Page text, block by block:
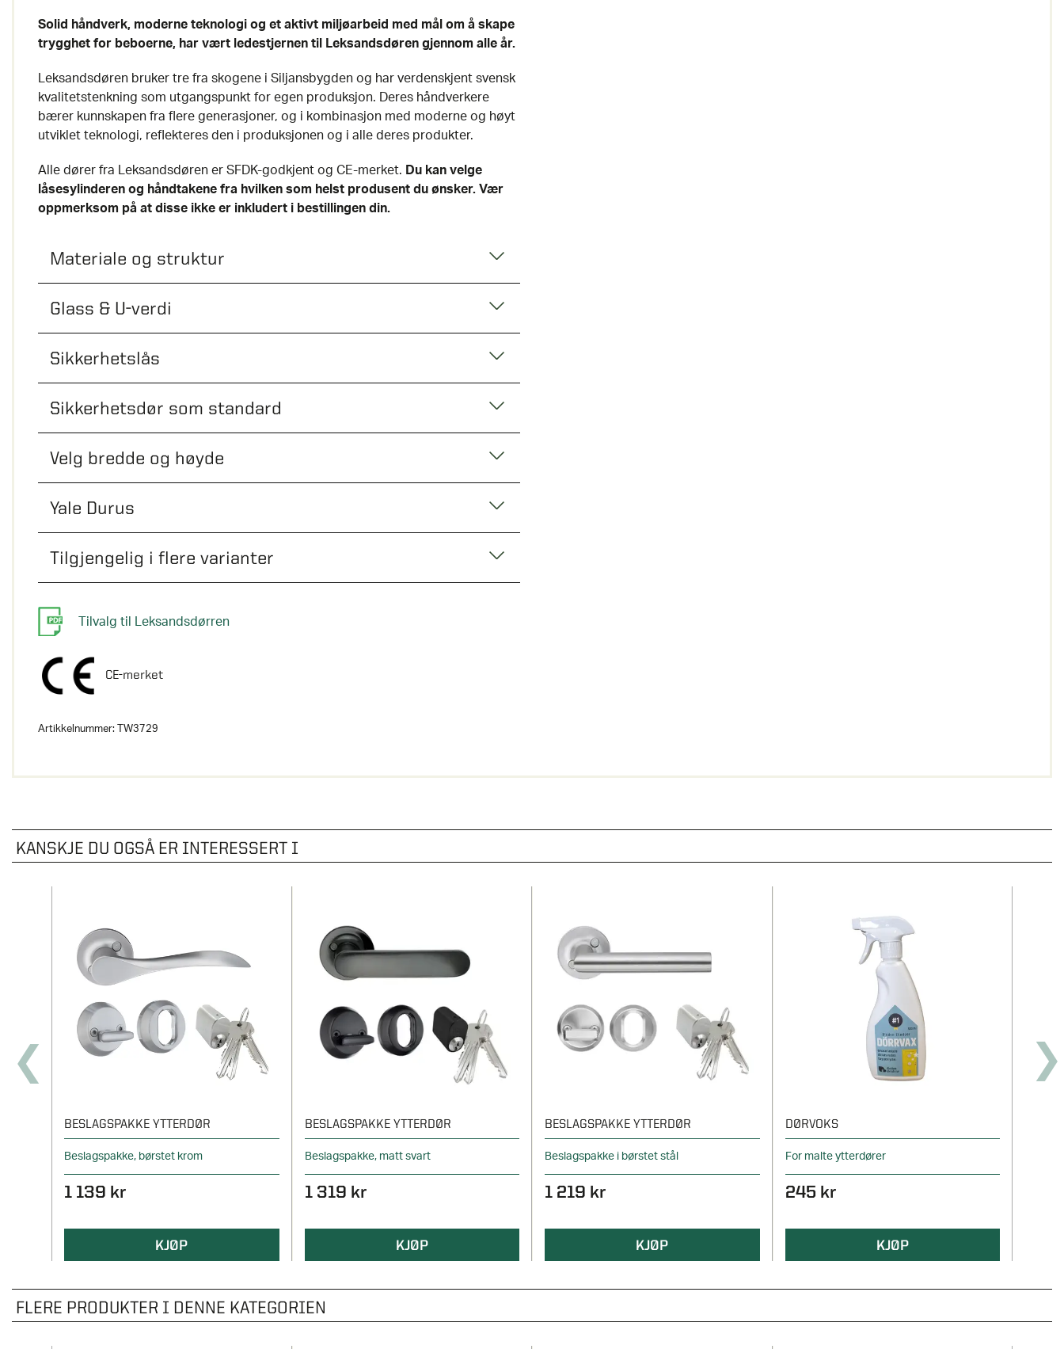
Solid håndverk, moderne teknologi og et aktivt miljøarbeid med mål om å skape
trygghet for beboerne, har vært ledestjernen til Leksandsdøren gjennom alle år.
Leksandsdøren bruker tre fra skogene i Siljansbygden og har verdenskjent svensk
kvalitetstenkning som utgangspunkt for egen produksjon. Deres håndverkere
bærer kunnskapen fra flere generasjoner, og i kombinasjon med moderne og høyt
utviklet teknologi, reflekteres den i produksjonen og i alle deres produkter.
Alle dører fra Leksandsdøren er SFDK-godkjent og CE-merket. Du kan velge
låsesylinderen og håndtakene fra hvilken som helst produsent du ønsker. Vær
oppmerksom på at disse ikke er inkludert i bestillingen din.
Materiale og struktur
Glass & U-verdi
Sikkerhetslås
Sikkerhetsdør som standard
Velg bredde og høyde
Yale Durus
Tilgjengelig i flere varianter
Tilvalg til Leksandsdørren
CE-merket
Artikkelnummer: TW3729
KANSKJE DU OGSÅ ER INTERESSERT I
BESLAGSPAKKE YTTERDØR
Beslagspakke, børstet krom
1 139 kr
KJØP
BESLAGSPAKKE YTTERDØR
Beslagspakke, matt svart
1 319 kr
KJØP
BESLAGSPAKKE YTTERDØR
Beslagspakke i børstet stål
1 219 kr
KJØP
DØRVOKS
For malte ytterdører
245 kr
KJØP
FLERE PRODUKTER I DENNE KATEGORIEN